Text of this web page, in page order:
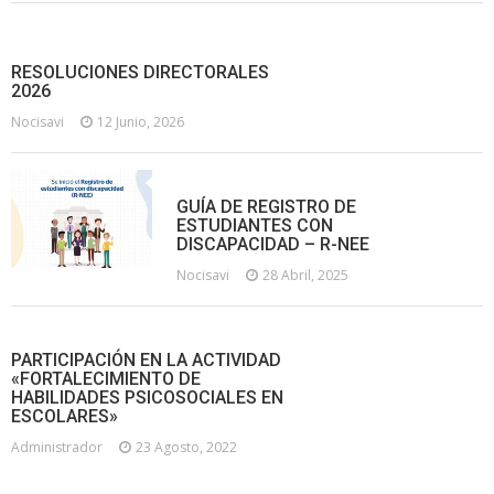
RESOLUCIONES DIRECTORALES
2026
Nocisavi 12 Junio, 2026
GUÍA DE REGISTRO DE
ESTUDIANTES CON
DISCAPACIDAD – R-NEE
Nocisavi 28 Abril, 2025
PARTICIPACIÓN EN LA ACTIVIDAD
«FORTALECIMIENTO DE
HABILIDADES PSICOSOCIALES EN
ESCOLARES»
Administrador 23 Agosto, 2022